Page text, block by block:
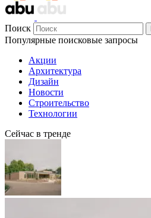
Поиск
Популярные поисковые запросы
Акции
Архитектура
Дизайн
Новости
Строительство
Технологии
Сейчас в тренде